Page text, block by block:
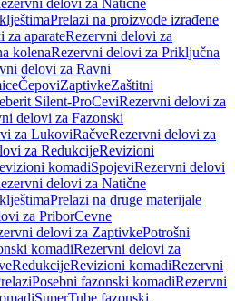
delovi za Natične
Prelazi na proizvode izrađene
za aparateRezervni delovi za
kolenaRezervni delovi za Priključna
delovi za Ravni
ČepoviZaptivkeZaštitni
Silent-ProCeviRezervni delovi za
delovi za Fazonski
za LukoviRačveRezervni delovi za
za RedukcijeRevizioni
komadiSpojeviRezervni delovi
delovi za Natične
Prelazi na druge materijale
za PriborCevne
delovi za ZaptivkePotrošni
komadiRezervni delovi za
RedukcijeRevizioni komadiRezervni
Posebni fazonski komadiRezervni
SuperTube fazonski